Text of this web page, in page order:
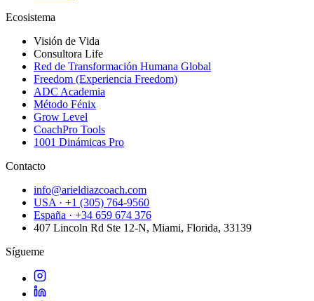
Ecosistema
Visión de Vida
Consultora Life
Red de Transformación Humana Global
Freedom (Experiencia Freedom)
ADC Academia
Método Fénix
Grow Level
CoachPro Tools
1001 Dinámicas Pro
Contacto
info@arieldiazcoach.com
USA · +1 (305) 764-9560
España · +34 659 674 376
407 Lincoln Rd Ste 12-N, Miami, Florida, 33139
Sígueme